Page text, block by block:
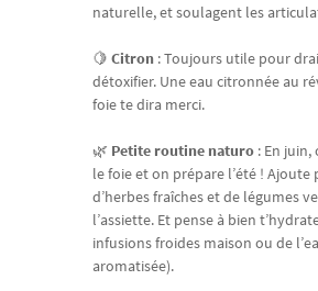
naturelle, et soulagent les
🍋 Citron : Toujours utile pour
détoxifier. Une eau citronnée au
foie te dira merci.
🌿 Petite routine naturo : En
le foie et on prépare l’été ! Ajoute
d’herbes fraîches et de légumes
l’assiette. Et pense à bien
infusions froides maison ou de
aromatisée).